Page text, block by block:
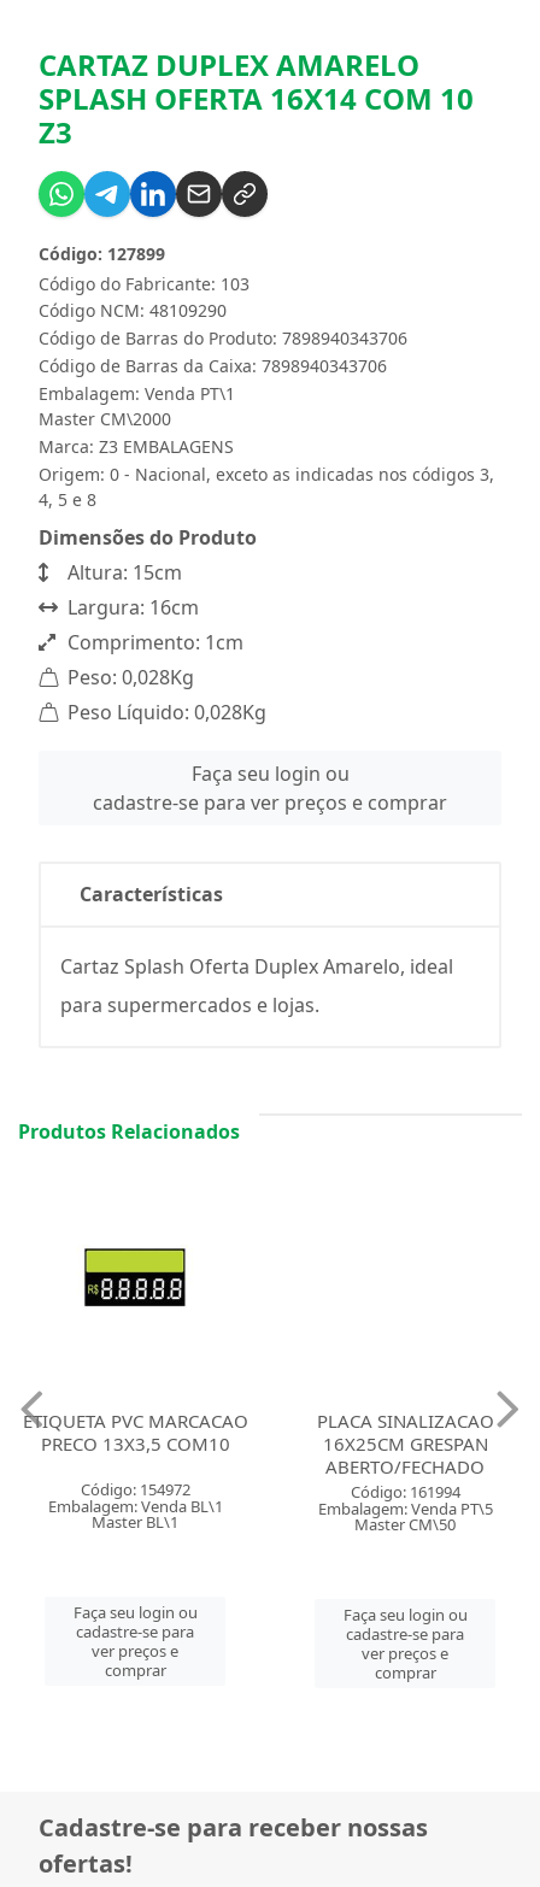
CARTAZ DUPLEX AMARELO
SPLASH OFERTA 16X14 COM 10
Z3
Código do Fabricante: 103
Código: 127899
Código NCM: 48109290
Código de Barras do Produto: 7898940343706
Código de Barras da Caixa: 7898940343706
Embalagem: Venda PT\1
Master CM\2000
Marca: Z3 EMBALAGENS
Origem: 0 - Nacional, exceto as indicadas nos códigos 3,
4, 5 e 8
Dimensões do Produto
Altura: 15cm
Largura: 16cm
Comprimento: 1cm
Peso: 0,028Kg
Peso Líquido: 0,028Kg
Faça seu login ou
cadastre-se para ver preços e comprar
Características
Cartaz Splash Oferta Duplex Amarelo, ideal
para supermercados e lojas.
Produtos Relacionados
ETIQUETA PVC MARCACAO
PRECO 13X3,5 COM10
Código: 154972
Embalagem: Venda BL\1
Master BL\1
Faça seu login ou
cadastre-se para
ver preços e
comprar
PLACA SINALIZACAO
16X25CM GRESPAN
ABERTO/FECHADO
Código: 161994
Embalagem: Venda PT\5
Master CM\50
Faça seu login ou
cadastre-se para
ver preços e
comprar
Cadastre-se para receber nossas
ofertas!